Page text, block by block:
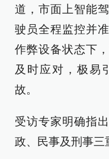
道，市面上智能
驶员全程监控并
作弊设备状态下
及时应对，极易
故。
受访专家明确指
政、民事及刑事三